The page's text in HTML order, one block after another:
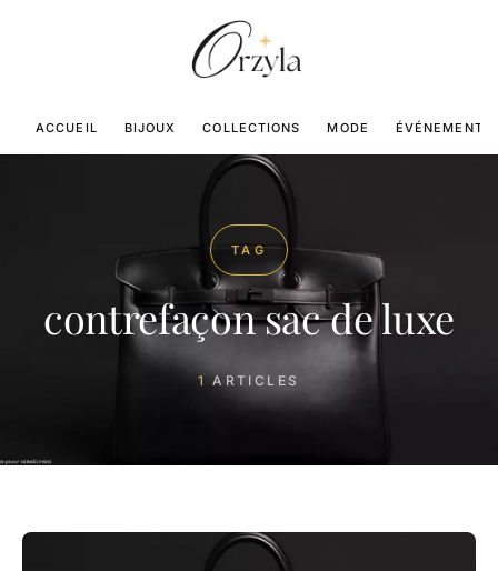
ACCUEIL BIJOUX COLLECTIONS MODE ÉVÉNEMENTS
TAG
contrefaçon sac de luxe
1 ARTICLES